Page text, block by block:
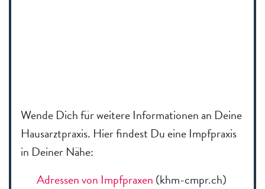
Wende Dich für weitere Informationen an Deine
Hausarztpraxis. Hier findest Du eine Impfpraxis
in Deiner Nähe:
Adressen von Impfpraxen (khm-cmpr.ch)